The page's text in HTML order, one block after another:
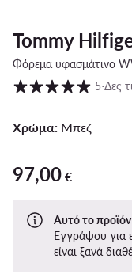
Tommy
Φόρεμα υφασμάτινο
Βαθμολογία πελατών
5⋅Δες
Χρώμα: Μπεζ
97,00 €
97,00 €
Αυτό το προϊόν
Εγγράψου για
είναι ξανά